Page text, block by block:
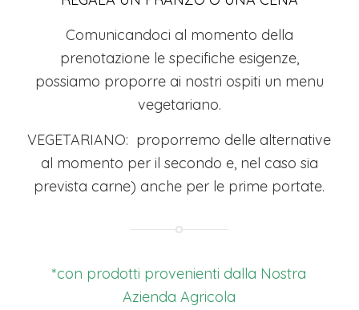
Comunicandoci al momento della
prenotazione le specifiche esigenze,
possiamo proporre ai nostri ospiti un menu
vegetariano.
VEGETARIANO: proporremo delle alternative
al momento per il secondo e, nel caso sia
prevista carne) anche per le prime portate.
*con prodotti provenienti dalla Nostra
Azienda Agricola